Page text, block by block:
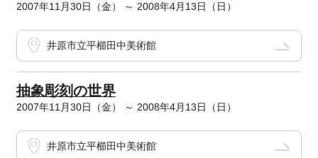
2007年11月30日（金） ～ 2008年4月13日（日）
井原市立平櫛田中美術館
抽象彫刻の世界
2007年11月30日（金） ～ 2008年4月13日（日）
井原市立平櫛田中美術館